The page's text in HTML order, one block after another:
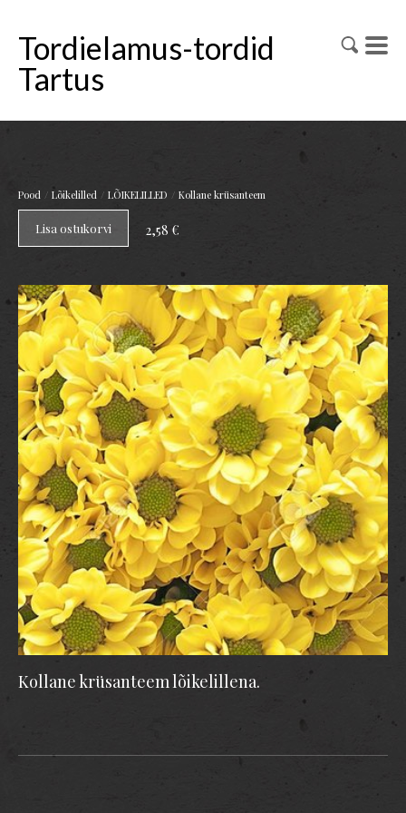
Tordielamus-tordid
Tartus
Pood / Lõikelilled / LÕIKELILLED / Kollane krüsanteem
Kollane krüsanteem lõikelillena.
Lisa ostukorvi 2,58 €